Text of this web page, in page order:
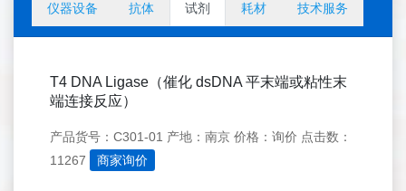
仪器设备 抗体 试剂 耗材 技术服务
T4 DNA Ligase（催化 dsDNA 平末端或粘性末
端连接反应）
产品货号：C301-01 产地：南京 价格：询价 点击数：
11267
商家询价